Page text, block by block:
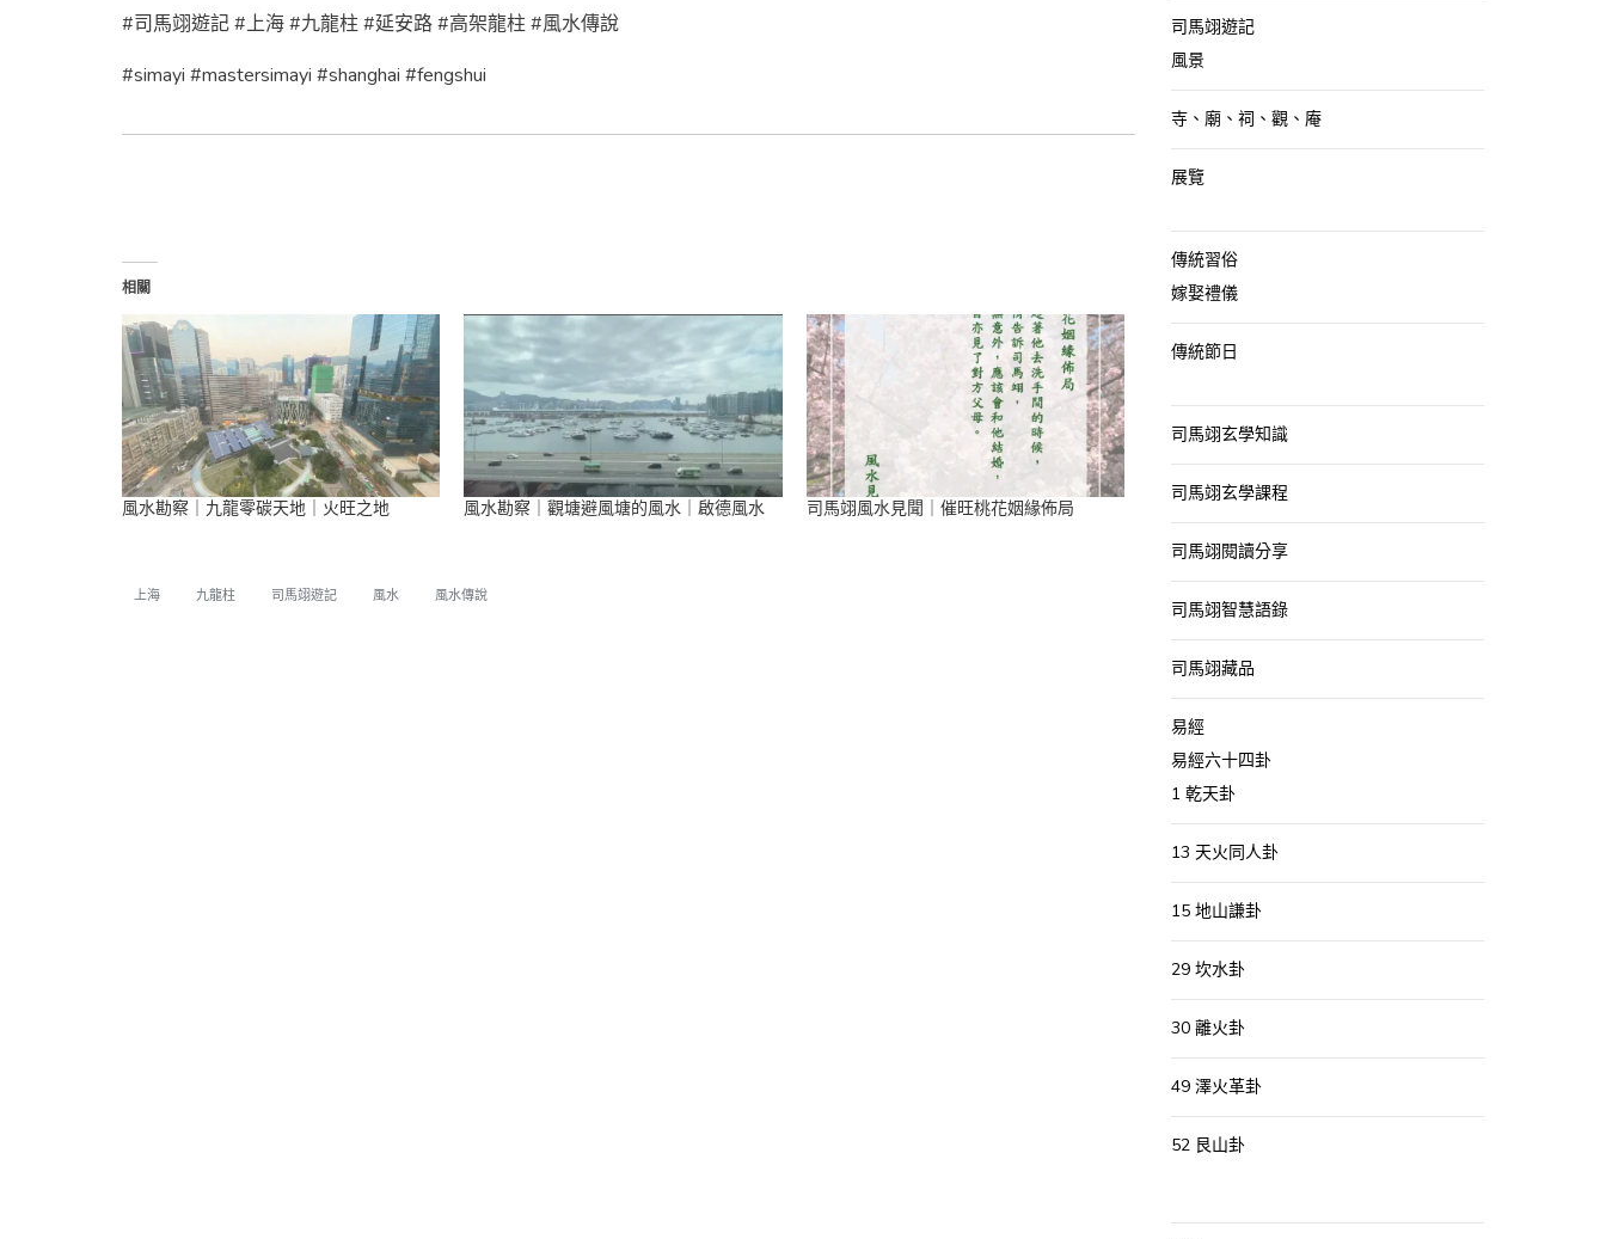
#司馬翊遊記 #上海 #九龍柱 #延安路 #高架龍柱 #風水傳說
#simayi #mastersimayi #shanghai #fengshui
相關
風水勘察｜九龍零碳天地｜火旺之地 風水勘察｜觀塘避風塘的風水｜啟德風水 司馬翊風水見聞｜催旺桃花姻緣佈局
上海 九龍柱 司馬翊遊記 風水 風水傳說
司馬翊遊記
風景
寺、廟、祠、觀、庵
展覽
傳統習俗
嫁娶禮儀
傳統節日
司馬翊玄學知識
司馬翊玄學課程
司馬翊閱讀分享
司馬翊智慧語錄
司馬翊藏品
易經
易經六十四卦
1 乾天卦
13 天火同人卦
15 地山謙卦
29 坎水卦
30 離火卦
49 澤火革卦
52 艮山卦